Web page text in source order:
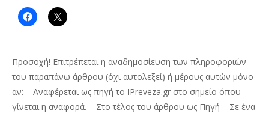
Προσοχή! Επιτρέπεται η αναδημοσίευση των πληροφοριών
του παραπάνω άρθρου (όχι αυτολεξεί) ή μέρους αυτών μόνο
αν: – Αναφέρεται ως πηγή το IPreveza.gr στο σημείο όπου
γίνεται η αναφορά. – Στο τέλος του άρθρου ως Πηγή – Σε ένα